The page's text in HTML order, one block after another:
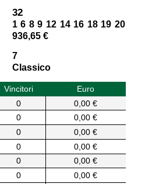
32
1 6 8 9 12 14 16 18 19 20
936,65 €
7
Classico
Vincitori
Euro
0
0,00 €
0
0,00 €
0
0,00 €
0
0,00 €
0
0,00 €
0
0,00 €